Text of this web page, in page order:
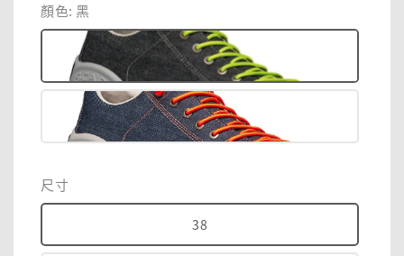
顏色: 黑
尺寸
38